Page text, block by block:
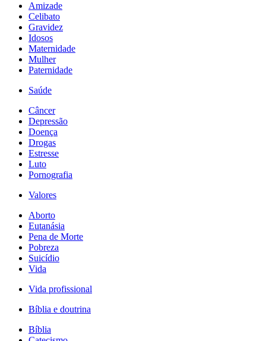
Amizade
Celibato
Gravidez
Idosos
Maternidade
Mulher
Paternidade
Saúde
Câncer
Depressão
Doença
Drogas
Estresse
Luto
Pornografia
Valores
Aborto
Eutanásia
Pena de Morte
Pobreza
Suicídio
Vida
Vida profissional
Bíblia e doutrina
Bíblia